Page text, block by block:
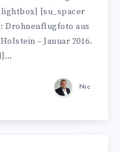
[su_spacer
Drohnenflugfoto aus
– Januar 2016.
Nic